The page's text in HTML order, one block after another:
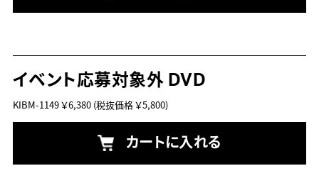
イベント応募対象外 DVD
KIBM-1149￥6,380(税抜価格 ￥5,800)
カートに入れる